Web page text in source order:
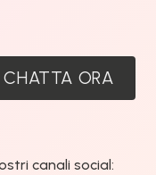
CHATTA ORA
canali social: